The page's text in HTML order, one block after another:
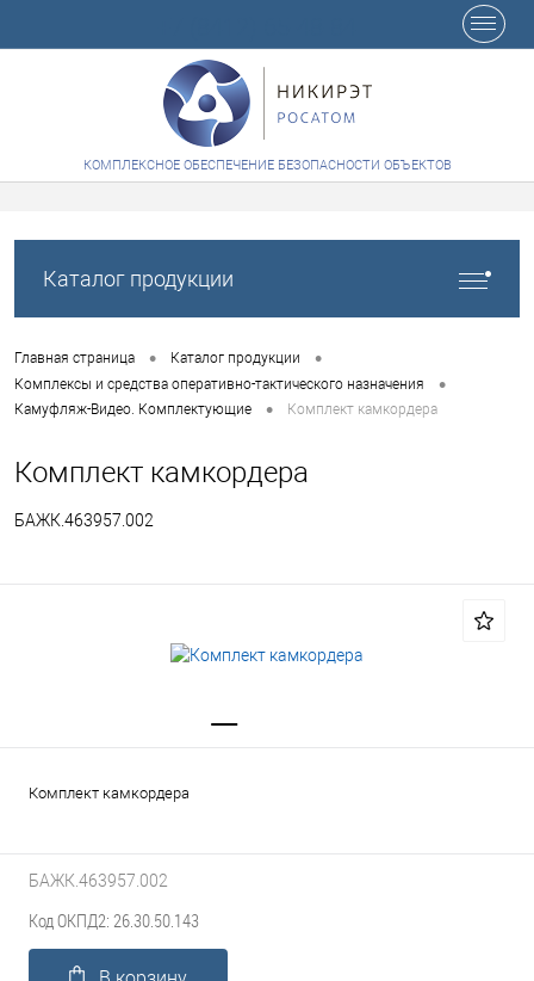
КОМПЛЕКСНОЕ ОБЕСПЕЧЕНИЕ БЕЗОПАСНОСТИ ОБЪЕКТОВ
Каталог продукции
Главная страница • Каталог продукции •
Комплексы и средства оперативно-тактического назначения •
Камуфляж-Видео. Комплектующие • Комплект камкордера
Комплект камкордера
БАЖК.463957.002
Комплект камкордера
БАЖК.463957.002
Код ОКПД2: 26.30.50.143